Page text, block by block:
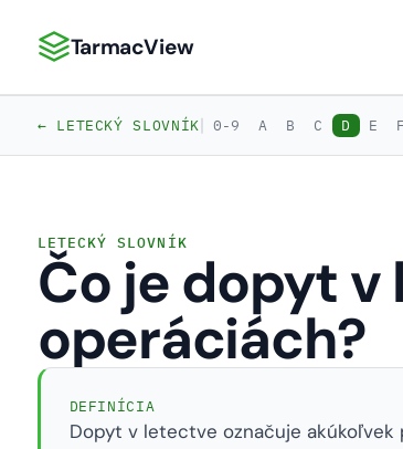
TarmacView: Precízna letecká analytika
TarmacView
← LETECKÝ SLOVNÍK| 0-9 A B C D E F
LETECKÝ SLOVNÍK
Čo je dopyt
operáciách?
DEFINÍCIA
Dopyt v letectve označuje akúkoľvek